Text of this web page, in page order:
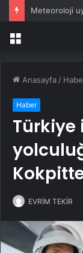
Meteoroloji
Menü
Anasayfa /
Haber
Türkiye
EVRİM TEKİR